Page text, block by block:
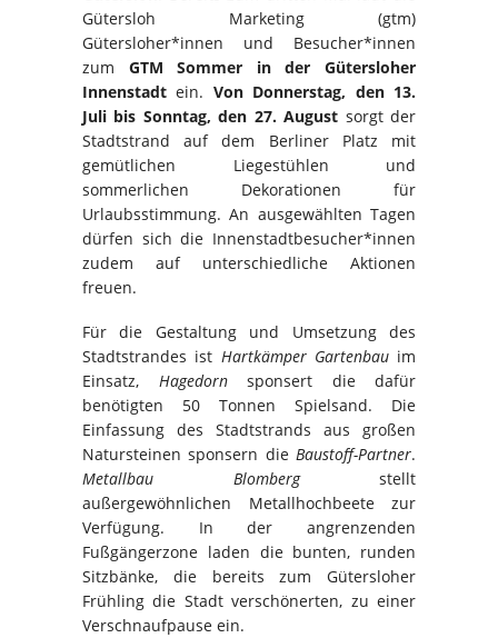
Gütersloh Marketing (gtm)
Gütersloher*innen und Besucher*innen
zum GTM Sommer in der Gütersloher
Innenstadt ein. Von Donnerstag, den 13.
Juli bis Sonntag, den 27. August sorgt der
Stadtstrand auf dem Berliner Platz mit
gemütlichen Liegestühlen und
sommerlichen Dekorationen für
Urlaubsstimmung. An ausgewählten Tagen
dürfen sich die Innenstadtbesucher*innen
zudem auf unterschiedliche Aktionen
freuen.
Für die Gestaltung und Umsetzung des
Stadtstrandes ist Hartkämper Gartenbauim
Einsatz, Hagedornsponsert die dafür
benötigten 50 Tonnen Spielsand. Die
Einfassung des Stadtstrands aus großen
Natursteinen sponsern die Baustoff-Partner.
Metallbau Blombergstellt
außergewöhnlichen Metallhochbeete zur
Verfügung. In der angrenzenden
Fußgängerzone laden die bunten, runden
Sitzbänke, die bereits zum Gütersloher
Frühling die Stadt verschönerten, zu einer
Verschnaufpause ein.